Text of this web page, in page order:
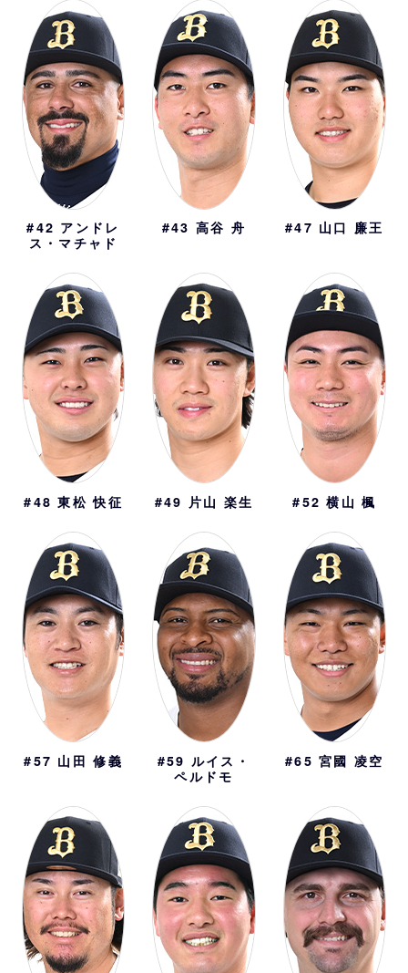
#42 アンドレ
ス・マチャド
#43 高谷 舟 #47 山口 廉王
#48 東松 快征 #49 片山 楽生 #52 横山 楓
#57 山田 修義 #59 ルイス・
ペルドモ
#65 宮國 凌空